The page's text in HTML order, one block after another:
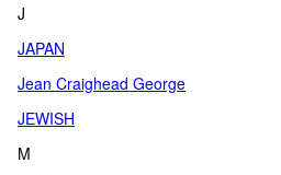
J
JAPAN
Jean Craighead George
JEWISH
M